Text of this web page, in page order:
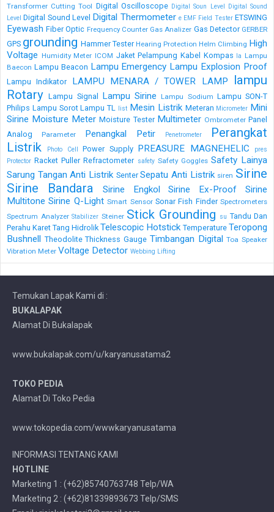
Transformer Cutting Tool Digital Oscilloscope Digital Soun Level Digital Sound
Level Digital Sound Level Digital Thermometer e EMF Field Tester ETSWING
Eyewash Fiber Optic Frequency Counter Gas Analizer Gas Detector GERBER
GPS grounding Hammer Tester Hearing Protection Helm Climbing High
Voltage Humidity Meter ICOM Jaket Pelampung Kabel Kompas la Lampu
Baecon Lampu Beacon Lampu Emergency Lampu Explosion Proof
Lampu Indikator LAMPU MENARA / TOWER LAMP
lampu
Rotary Lampu Signal Lampu Sirine Lampu Sodium Lampu SON-T
Philips Lampu Sorot Lampu TL list Mesin Listrik Meteran Micrometer Mini
Sirine Moisture Meter Moisture Tester Multimeter Ombrometer Panel
Analog
Parameter Penangkal Petir Penetrometer
Perangkat
Listrik
Photo Cell Power Supply PREASURE MAGNEHELIC
pres
Protector Racket Puller Refractometer safety Safety Goggles Safety Lainya
Sarung Tangan Anti Listrik Senter Sepatu Anti Listrik siren Sirine
Sirine Bandara
Sirine Engkol Sirine Ex-Proof
Sirine
Multitone Sirine Q-Light Smart Sensor Sonar Fish Finder Spectrometers
Spectrum Analyzer Stabilizer Steiner Stick Grounding su Tandu Dan
Perahu Karet Tang Hidrolik Telescopic Hotstick Temperature Teropong
Bushnell Theodolite Thickness Gauge Timbangan Digital Toa Speaker
Vibration Meter Voltage Detector Webbing Lifting
Temukan Lapak Kami di :
BUKALAPAK
Alamat Di Bukalapak
www.bukalapak.com/u/karyanusatama2
TOKO PEDIA
Alamat Di Toko Pedia
www.tokopedia.com/wwwkaryanusatama
INFORMASI TENTANG KAMI
HOTLINE
Marketing 1 : (+62)85740763748 Telp/WA
Marketing 2 : (+62)81339893673 Telp/SMS